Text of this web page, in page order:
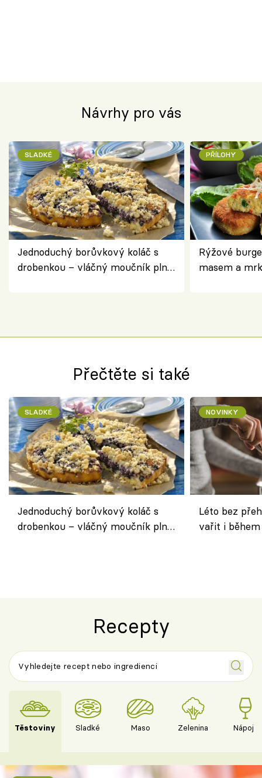
Návrhy pro vás
SLADKÉ
Jednoduchý borůvkový koláč s
drobenkou – vláčný moučník plný
PŘÍLOHY
Rýžové
masem a
Přečtěte si také
SLADKÉ
Jednoduchý borůvkový koláč s
drobenkou – vláčný moučník plný
NOVINKY
Léto bez
vařit i
Recepty
Těstoviny Sladké Maso Zelenina Nápoje